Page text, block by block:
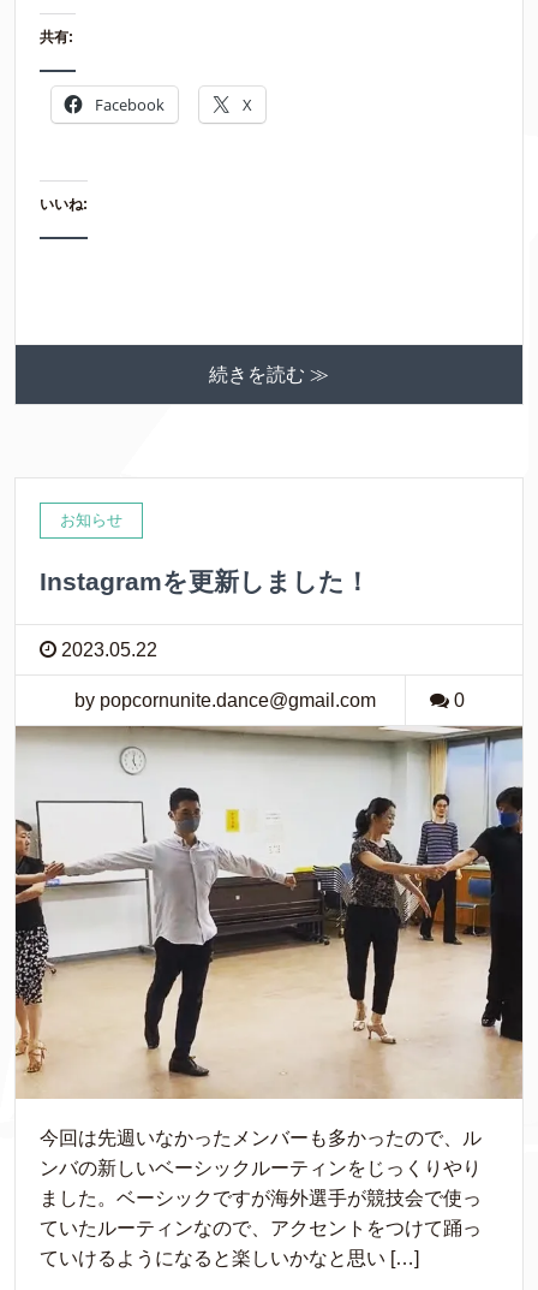
共有:
Facebook X
いいね:
続きを読む ≫
お知らせ
Instagramを更新しました！
2023.05.22
by popcornunite.dance@gmail.com 0
今回は先週いなかったメンバーも多かったので、ル
ンバの新しいベーシックルーティンをじっくりやり
ました。ベーシックですが海外選手が競技会で使っ
ていたルーティンなので、アクセントをつけて踊っ
ていけるようになると楽しいかなと思い […]